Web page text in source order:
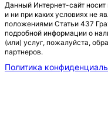
Данный Интернет-сайт
и ни при каких условиях не
положениями Статьи 437
подробной информации о
(или) услуг, пожалуйста,
партнеров.
Политика